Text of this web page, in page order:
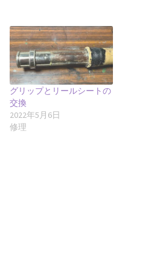
グリップとリールシートの
交換
2022年5月6日
修理